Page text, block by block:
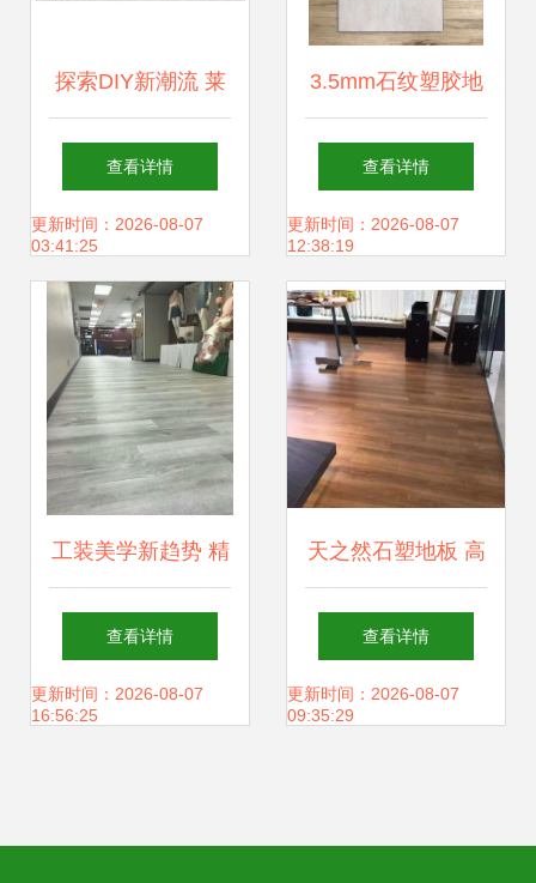
探索DIY新潮流 莱
度品牌PVC石塑地
板的魅力与实用指
南
查看详情
更新时间：2026-08-07
03:41:25
3.5mm石纹塑胶地
板 自然美学的空间
革新方案
查看详情
更新时间：2026-08-07
12:38:19
工装美学新趋势 精
装房与办公场所为
何钟情石塑地板？
查看详情
更新时间：2026-08-07
16:56:25
天之然石塑地板 高
清细节全解析，品
味质感生活
查看详情
更新时间：2026-08-07
09:35:29